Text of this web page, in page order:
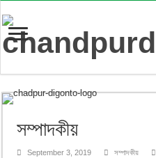
সম্পাদকীয়
September 3, 2019 সম্পাদকীয়